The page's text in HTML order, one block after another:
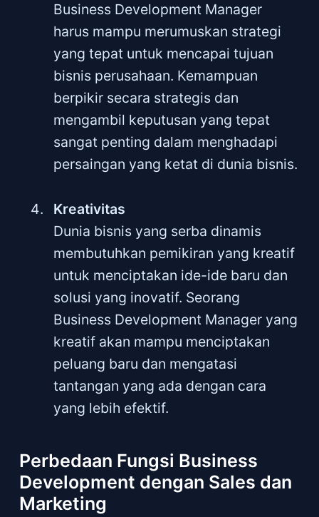
Business Development Manager
harus mampu merumuskan strategi
yang tepat untuk mencapai tujuan
bisnis perusahaan. Kemampuan
berpikir secara strategis dan
mengambil keputusan yang tepat
sangat penting dalam menghadapi
persaingan yang ketat di dunia bisnis.
Kreativitas
Dunia bisnis yang serba dinamis
membutuhkan pemikiran yang kreatif
untuk menciptakan ide-ide baru dan
solusi yang inovatif. Seorang
Business Development Manager yang
kreatif akan mampu menciptakan
peluang baru dan mengatasi
tantangan yang ada dengan cara
yang lebih efektif.
Perbedaan Fungsi Business
Development dengan Sales dan
Marketing